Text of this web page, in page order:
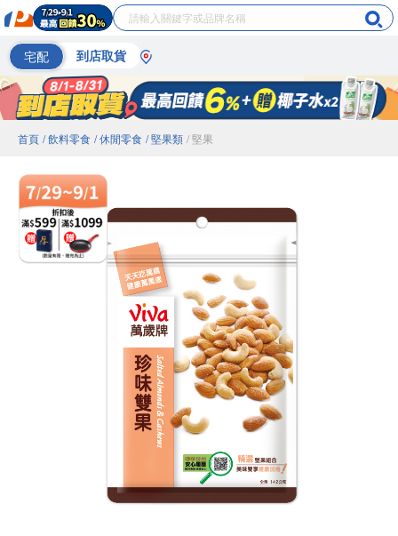
宅配 到店取貨
首頁 / 飲料零食 / 休閒零食 / 堅果類 / 堅果